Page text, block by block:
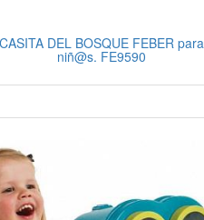
CASITA DEL BOSQUE FEBER para
niñ@s. FE9590